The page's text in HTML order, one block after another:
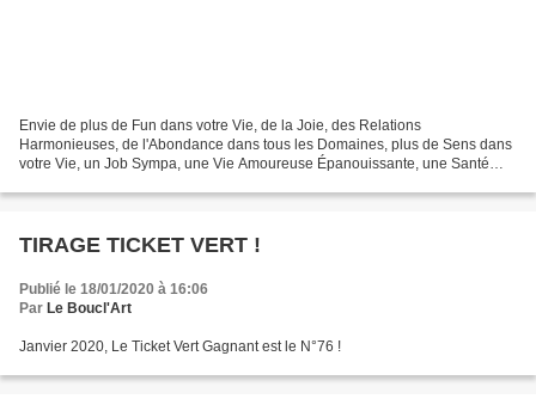
Envie de plus de Fun dans votre Vie, de la Joie, des Relations
Harmonieuses, de l'Abondance dans tous les Domaines, plus de Sens dans
votre Vie, un Job Sympa, une Vie Amoureuse Épanouissante, une Santé
TIRAGE TICKET VERT !
Publié le 18/01/2020 à 16:06
Par Le Boucl'Art
Janvier 2020, Le Ticket Vert Gagnant est le N°76 !